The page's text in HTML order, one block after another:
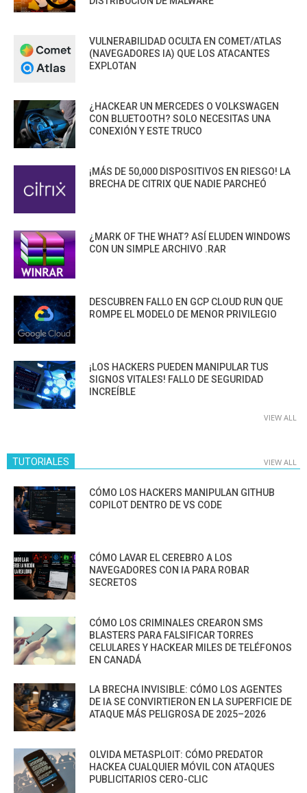
VULNERABILIDAD OCULTA EN COMET/ATLAS
(NAVEGADORES IA) QUE LOS ATACANTES
EXPLOTAN
¿HACKEAR UN MERCEDES O VOLKSWAGEN
CON BLUETOOTH? SOLO NECESITAS UNA
CONEXIÓN Y ESTE TRUCO
¡MÁS DE 50,000 DISPOSITIVOS EN RIESGO! LA
BRECHA DE CITRIX QUE NADIE PARCHEÓ
¿MARK OF THE WHAT? ASÍ ELUDEN WINDOWS
CON UN SIMPLE ARCHIVO .RAR
DESCUBREN FALLO EN GCP CLOUD RUN QUE
ROMPE EL MODELO DE MENOR PRIVILEGIO
¡LOS HACKERS PUEDEN MANIPULAR TUS
SIGNOS VITALES! FALLO DE SEGURIDAD
INCREÍBLE
VIEW ALL
TUTORIALES VIEW ALL
CÓMO LOS HACKERS MANIPULAN GITHUB
COPILOT DENTRO DE VS CODE
CÓMO LAVAR EL CEREBRO A LOS
NAVEGADORES CON IA PARA ROBAR
SECRETOS
CÓMO LOS CRIMINALES CREARON SMS
BLASTERS PARA FALSIFICAR TORRES
CELULARES Y HACKEAR MILES DE TELÉFONOS
EN CANADÁ
LA BRECHA INVISIBLE: CÓMO LOS AGENTES
DE IA SE CONVIRTIERON EN LA SUPERFICIE DE
ATAQUE MÁS PELIGROSA DE 2025–2026
OLVIDA METASPLOIT: CÓMO PREDATOR
HACKEA CUALQUIER MÓVIL CON ATAQUES
PUBLICITARIOS CERO-CLIC